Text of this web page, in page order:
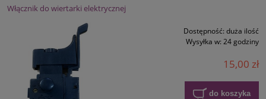
Włącznik do wiertarki elektrycznej
Dostępność: duża ilość
Wysyłka w: 24 godziny
15,00 zł
do koszyka